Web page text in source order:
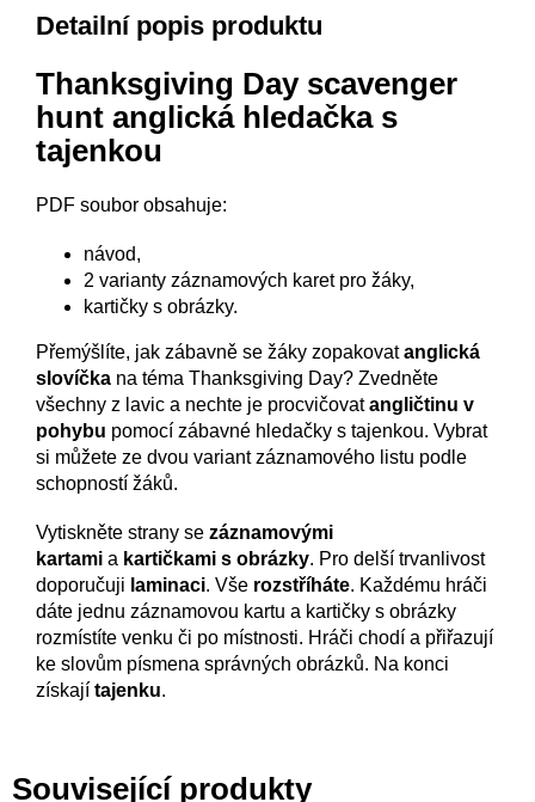
Detailní popis produktu
Thanksgiving Day scavenger
hunt anglická hledačka s
tajenkou
PDF soubor obsahuje:
návod,
2 varianty záznamových karet pro žáky,
kartičky s obrázky.
Přemýšlíte, jak zábavně se žáky zopakovatanglická
slovíčka na téma Thanksgiving Day? Zvedněte
všechny z lavic a nechte je procvičovatangličtinu v
pohybu pomocí zábavné hledačky s tajenkou. Vybrat
si můžete ze dvou variant záznamového listu podle
schopností žáků.
Vytiskněte strany se záznamovými
kartami a kartičkami s obrázky. Pro delší trvanlivost
doporučuji laminaci. Vše rozstříháte. Každému hráči
dáte jednu záznamovou kartu a kartičky s obrázky
rozmístíte venku či po místnosti. Hráči chodí a přiřazují
ke slovům písmena správných obrázků. Na konci
získají tajenku.
Související produkty